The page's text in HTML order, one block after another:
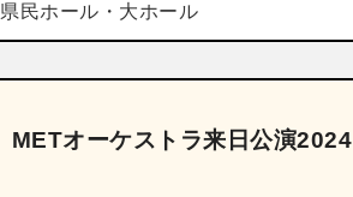
民ホール・大ホール
METオーケストラ来日公演2024